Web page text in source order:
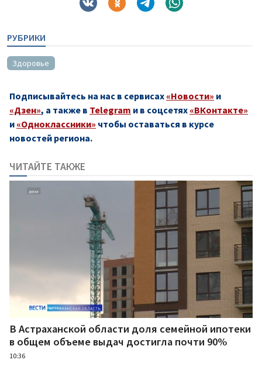
РУБРИКИ
Здоровье
Подписывайтесь на нас в сервисах «Новости» и
«Дзен», а также в Telegram и в соцсетях «ВКонтакте»
и «Одноклассники» чтобы оставаться в курсе
новостей региона.
ЧИТАЙТЕ ТАКЖЕ
В Астраханской области доля семейной ипотеки
в общем объеме выдач достигла почти 90%
10:36